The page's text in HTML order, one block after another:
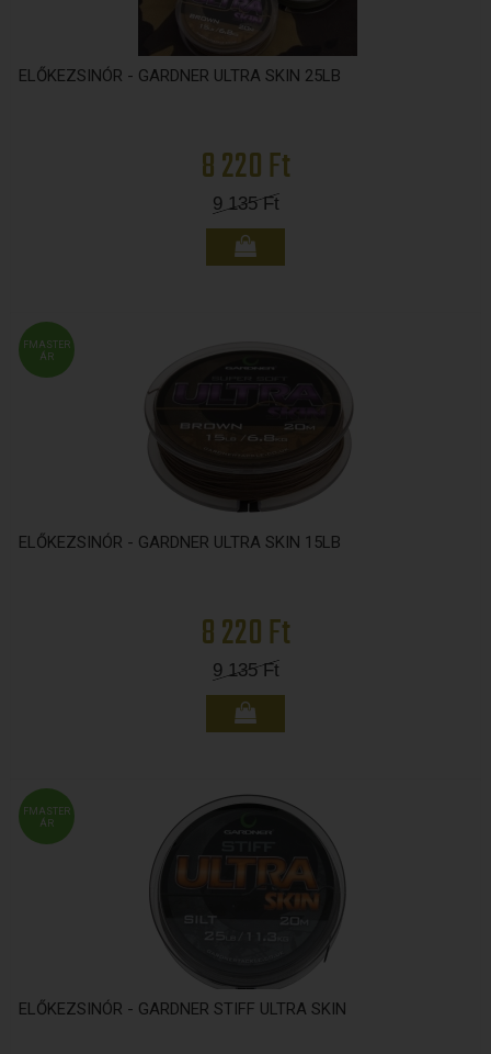
ELŐKEZSINÓR - GARDNER ULTRA SKIN 25LB
8 220 Ft
9 135Ft
FMASTER
ÁR
ELŐKEZSINÓR - GARDNER ULTRA SKIN 15LB
8 220 Ft
9 135Ft
FMASTER
ÁR
ELŐKEZSINÓR - GARDNER STIFF ULTRA SKIN